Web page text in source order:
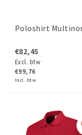
Poloshirt
€82,45
Excl. btw
€99,76
Incl. btw